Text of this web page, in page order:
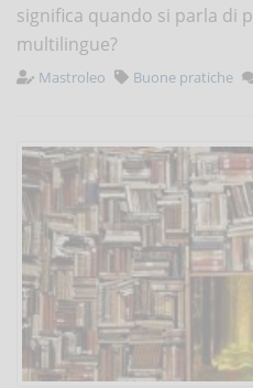
significa quando si parla di
multilingue?
Mastroleo Buone pratiche